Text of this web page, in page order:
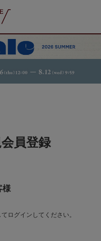
員登録
様
ログインしてください。